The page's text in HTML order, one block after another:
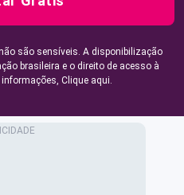
são sensíveis. A disponibilização
brasileira e o direito de acesso à
Clique aqui.